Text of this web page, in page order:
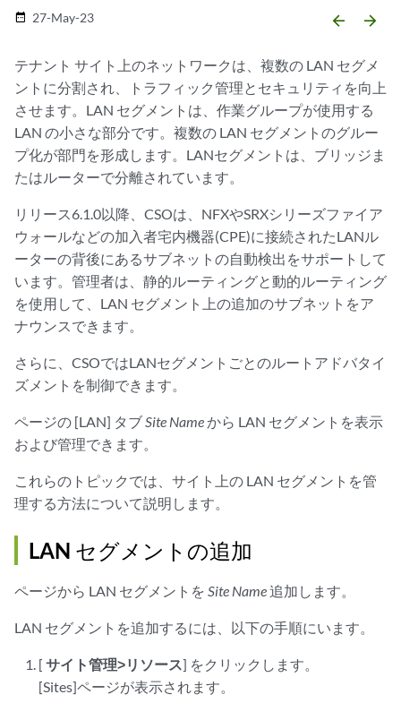
date_range 27-May-23 arrow_backward arrow_forward
テナント サイト上のネットワークは、複数の LAN セグメ
ントに分割され、トラフィック管理とセキュリティを向上
させます。LAN セグメントは、作業グループが使用する
LAN の小さな部分です。複数の LAN セグメントのグルー
プ化が部門を形成します。LANセグメントは、ブリッジま
たはルーターで分離されています。
リリース6.1.0以降、CSOは、NFXやSRXシリーズファイア
ウォールなどの加入者宅内機器(CPE)に接続されたLANル
ーターの背後にあるサブネットの自動検出をサポートして
います。管理者は、静的ルーティングと動的ルーティング
を使用して、LAN セグメント上の追加のサブネットをア
ナウンスできます。
さらに、CSOではLANセグメントごとのルートアドバタイ
ズメントを制御できます。
ページの [LAN] タブSite Nameから LAN セグメントを表示
および管理できます。
これらのトピックでは、サイト上の LAN セグメントを管
理する方法について説明します。
LAN セグメントの追加
ページから LAN セグメントを Site Name追加します。
LAN セグメントを追加するには、以下の手順にいます。
[サイト管理>リソース] をクリックします。
[Sites]ページが表示されます。